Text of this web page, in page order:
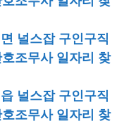
널스잡 구인구직
호조무사 일자리 찾
널스잡 구인구직
호조무사 일자리 찾